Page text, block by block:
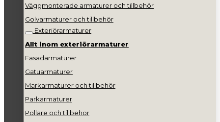
Väggmonterade armaturer och tillbehör
Golvarmaturer och tillbehör
Exteriörarmaturer
Allt inom exteriörarmaturer
Fasadarmaturer
Gatuarmaturer
Markarmaturer och tillbehör
Parkarmaturer
Pollare och tillbehör